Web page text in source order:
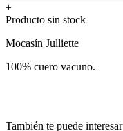
+
Producto sin stock
Mocasín Julliette
100% cuero vacuno.
También te puede interesar